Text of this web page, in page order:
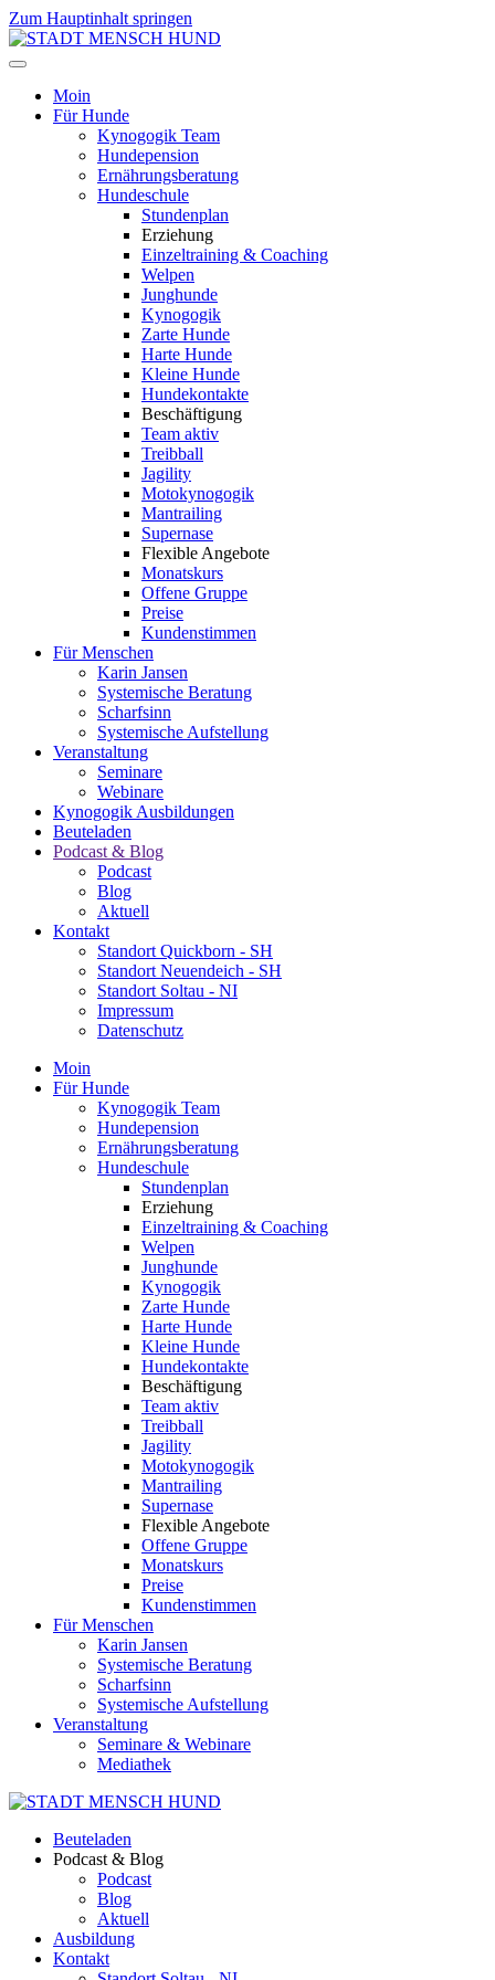
Zum Hauptinhalt springen
Moin
Für Hunde
Kynogogik Team
Hundepension
Ernährungsberatung
Hundeschule
Stundenplan
Erziehung
Einzeltraining & Coaching
Welpen
Junghunde
Kynogogik
Zarte Hunde
Harte Hunde
Kleine Hunde
Hundekontakte
Beschäftigung
Team aktiv
Treibball
Jagility
Motokynogogik
Mantrailing
Supernase
Flexible Angebote
Monatskurs
Offene Gruppe
Preise
Kundenstimmen
Für Menschen
Karin Jansen
Systemische Beratung
Scharfsinn
Systemische Aufstellung
Veranstaltung
Seminare
Webinare
Kynogogik Ausbildungen
Beuteladen
Podcast & Blog
Podcast
Blog
Aktuell
Kontakt
Standort Quickborn - SH
Standort Neuendeich - SH
Standort Soltau - NI
Impressum
Datenschutz
Moin
Für Hunde
Kynogogik Team
Hundepension
Ernährungsberatung
Hundeschule
Stundenplan
Erziehung
Einzeltraining & Coaching
Welpen
Junghunde
Kynogogik
Zarte Hunde
Harte Hunde
Kleine Hunde
Hundekontakte
Beschäftigung
Team aktiv
Treibball
Jagility
Motokynogogik
Mantrailing
Supernase
Flexible Angebote
Offene Gruppe
Monatskurs
Preise
Kundenstimmen
Für Menschen
Karin Jansen
Systemische Beratung
Scharfsinn
Systemische Aufstellung
Veranstaltung
Seminare & Webinare
Mediathek
Beuteladen
Podcast & Blog
Podcast
Blog
Aktuell
Ausbildung
Kontakt